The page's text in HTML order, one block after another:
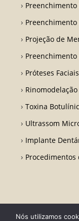
Preenchimento
Projeção de
Próteses Faciais
Rinomodelação
Toxina
Ultrassom
Implante
Procedimentos
Nós utilizamos